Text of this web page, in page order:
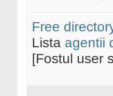
Free
Lista agentii
[Fostul user